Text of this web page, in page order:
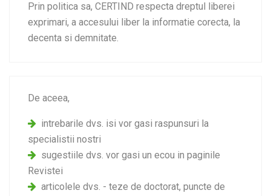
Prin politica sa, CERTIND respecta dreptul liberei
exprimari, a accesului liber la informatie corecta, la
decenta si demnitate.
De aceea,
intrebarile dvs. isi vor gasi raspunsuri la
specialistii nostri
sugestiile dvs. vor gasi un ecou in paginile
Revistei
articolele dvs. - teze de doctorat, puncte de